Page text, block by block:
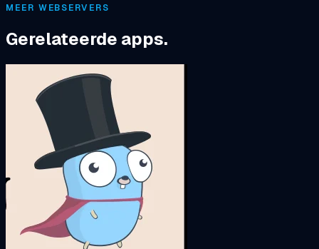
MEER WEBSERVERS
Gerelateerde apps.